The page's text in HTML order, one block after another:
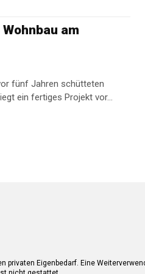
am
fünf Jahren schütteten
ein fertiges Projekt vor...
privaten Eigenbedarf. Eine